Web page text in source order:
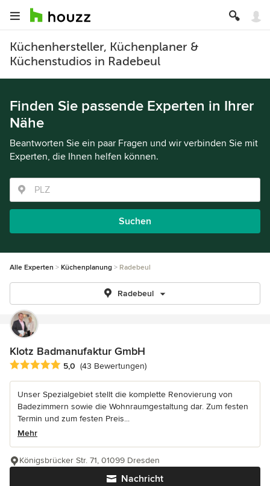
Küchenhersteller, Küchenplaner &
Küchenstudios in Radebeul
Finden Sie passende Experten in Ihrer
Nähe
Beantworten Sie ein paar Fragen und wir verbinden Sie mit
Experten, die Ihnen helfen können.
Suchen
Alle Experten Küchenplanung Radebeul
Radebeul
Klotz Badmanufaktur GmbH
Durchschnittliche Bewertung: 5 von 5 Sternen
5,0 (43 Bewertungen)
Unser Spezialgebiet stellt die komplette Renovierung von
Badezimmern sowie die Wohnraumgestaltung dar. Zum festen
Termin und zum festen Preis...
Mehr
Nachricht
Königsbrücker Str. 71, 01099 Dresden